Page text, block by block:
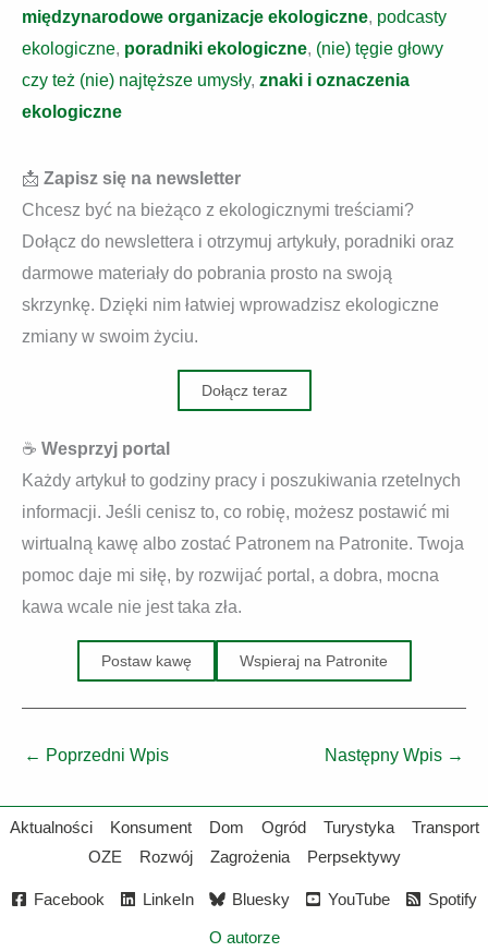
międzynarodowe organizacje ekologiczne, podcasty
ekologiczne, poradniki ekologiczne, (nie) tęgie głowy
czy też (nie) najtęższe umysły, znaki i oznaczenia
ekologiczne
📩 Zapisz się na newsletter
Chcesz być na bieżąco z ekologicznymi treściami?
Dołącz do newslettera i otrzymuj artykuły, poradniki oraz
darmowe materiały do pobrania prosto na swoją
skrzynkę. Dzięki nim łatwiej wprowadzisz ekologiczne
zmiany w swoim życiu.
Dołącz teraz
☕ Wesprzyj portal
Każdy artykuł to godziny pracy i poszukiwania rzetelnych
informacji. Jeśli cenisz to, co robię, możesz postawić mi
wirtualną kawę albo zostać Patronem na Patronite. Twoja
pomoc daje mi siłę, by rozwijać portal, a dobra, mocna
kawa wcale nie jest taka zła.
Postaw kawę Wspieraj na Patronite
← Poprzedni Wpis Następny Wpis →
Aktualności Konsument Dom Ogród Turystyka
Transport
OZE
Rozwój Zagrożenia Perpsektywy
Facebook LinkeIn Bluesky YouTube Spotify
O autorze